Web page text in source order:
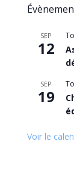
SEP
12
SEP
19
Voir le